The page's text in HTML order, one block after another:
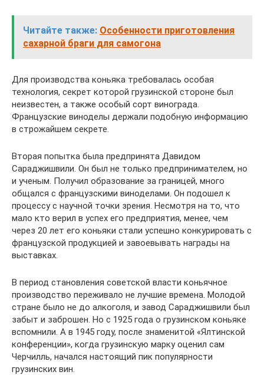
Читайте также: Особенности приготовления
сахарной браги для самогона
Для производства коньяка требовалась особая
технология, секрет которой грузинской стороне был
неизвестен, а также особый сорт винограда.
Французские виноделы держали подобную информацию
в строжайшем секрете.
Вторая попытка была предпринята Давидом
Сараджишвили. Он был не только предпринимателем, но
и ученым. Получил образование за границей, много
общался с французскими виноделами. Он подошел к
процессу с научной точки зрения. Несмотря на то, что
мало кто верил в успех его предприятия, менее, чем
через 20 лет его коньяки стали успешно конкурировать с
французской продукцией и завоевывать награды на
выставках.
В период становления советской власти коньячное
производство переживало не лучшие времена. Молодой
стране было не до алкоголя, и завод Сараджишвили был
забыт и заброшен. Но с 1925 года о грузинском коньяке
вспомнили. А в 1945 году, после знаменитой «Ялтинской
конференции», когда грузинскую марку оценил сам
Черчилль, начался настоящий пик популярности
грузинских вин.